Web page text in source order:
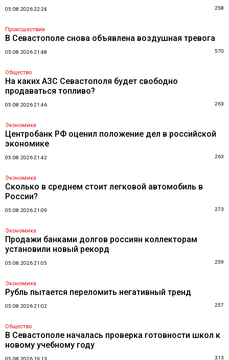
05.08.2026 22:24 258
Происшествия
В Севастополе снова объявлена воздушная тревога
05.08.2026 21:48 570
Общество
На каких АЗС Севастополя будет свободно
продаваться топливо?
05.08.2026 21:46 263
Экономика
Центробанк РФ оценил положение дел в российской
экономике
05.08.2026 21:42 263
Экономика
Сколько в среднем стоит легковой автомобиль в
России?
05.08.2026 21:09 273
Экономика
Продажи банками долгов россиян коллекторам
установили новый рекорд
05.08.2026 21:05 259
Экономика
Рубль пытается переломить негативный тренд
05.08.2026 21:02 257
Общество
В Севастополе началась проверка готовности школ к
новому учебному году
05.08.2026 19:13 313